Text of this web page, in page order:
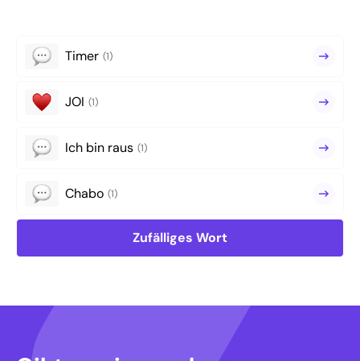
Timer (1)
JOI (1)
Ich bin raus (1)
Chabo (1)
Zufälliges Wort